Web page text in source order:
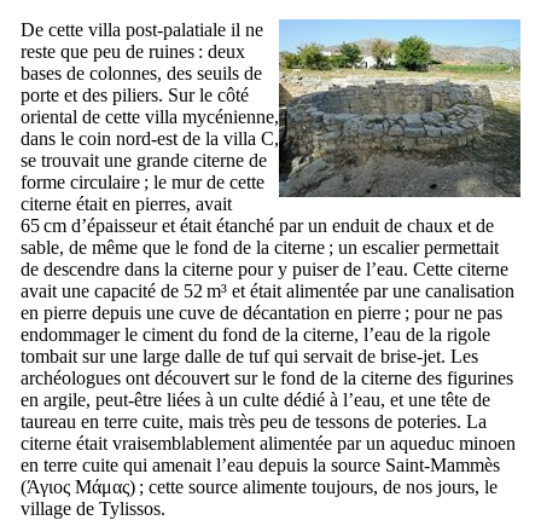
De cette villa post-palatiale il ne
reste que peu de ruines : deux
bases de colonnes, des seuils de
porte et des piliers. Sur le côté
oriental de cette villa mycénienne,
dans le coin nord-est de la villa C,
se trouvait une grande citerne de
forme circulaire ; le mur de cette
citerne était en pierres, avait
65 cm d’épaisseur et était étanché par un enduit de chaux et de
sable, de même que le fond de la citerne ; un escalier permettait
de descendre dans la citerne pour y puiser de l’eau. Cette citerne
avait une capacité de 52 m³ et était alimentée par une canalisation
en pierre depuis une cuve de décantation en pierre ; pour ne pas
endommager le ciment du fond de la citerne, l’eau de la rigole
tombait sur une large dalle de tuf qui servait de brise-jet. Les
archéologues ont découvert sur le fond de la citerne des figurines
en argile, peut-être liées à un culte dédié à l’eau, et une tête de
taureau en terre cuite, mais très peu de tessons de poteries. La
citerne était vraisemblablement alimentée par un aqueduc minoen
en terre cuite qui amenait l’eau depuis la source Saint-Mammès
(Άγιος Μάμας) ; cette source alimente toujours, de nos jours, le
village de Tylissos.